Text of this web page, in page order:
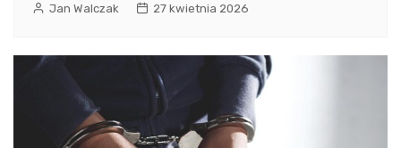
Jan Walczak 27 kwietnia 2026